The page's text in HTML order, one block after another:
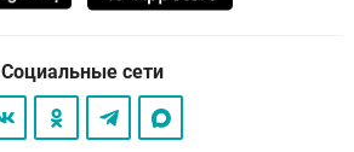
Социальные сети